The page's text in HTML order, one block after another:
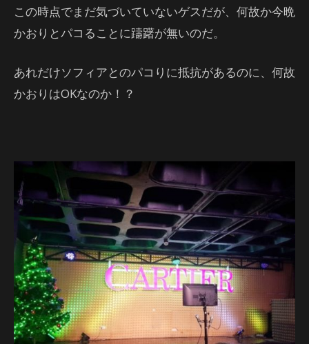
この時点でまだ気づいていないゲスだが、何故か今晩
かおりとパコることに躊躇が無いのだ。
あれだけソフィアとのパコりに抵抗があるのに、何故
かおりはOKなのか！？